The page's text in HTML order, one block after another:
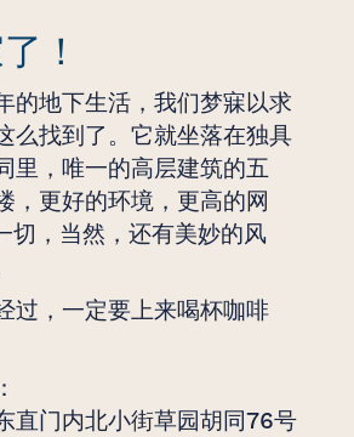
！
的地下生活，我们梦寐以求
么找到了。它就坐落在独具
里，唯一的高层建筑的五
，更好的环境，更高的网
，当然，还有美妙的风
过，一定要上来喝杯咖啡
直门内北小街草园胡同76号